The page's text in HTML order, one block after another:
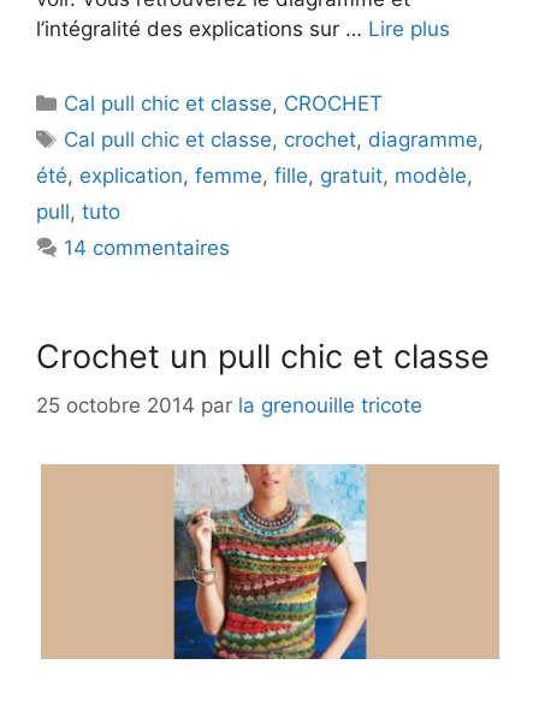
l’intégralité des explications sur … Lire plus
Catégories
Cal pull chic et classe, CROCHET
Étiquettes
Cal pull chic et classe, crochet, diagramme,
été, explication, femme, fille, gratuit, modèle,
pull, tuto
14 commentaires
Crochet un pull chic et classe
25 octobre 2014 par la grenouille tricote